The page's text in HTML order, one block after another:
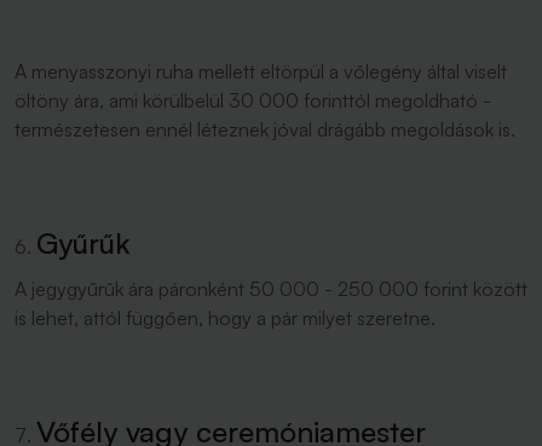
A menyasszonyi ruha mellett eltörpül a vőlegény által viselt
öltöny ára, ami körülbelül 30 000 forinttól megoldható -
természetesen ennél léteznek jóval drágább megoldások is.
Gyűrűk
A jegygyűrűk ára páronként 50 000 - 250 000 forint között
is lehet, attól függően, hogy a pár milyet szeretne.
Vőfély vagy ceremóniamester